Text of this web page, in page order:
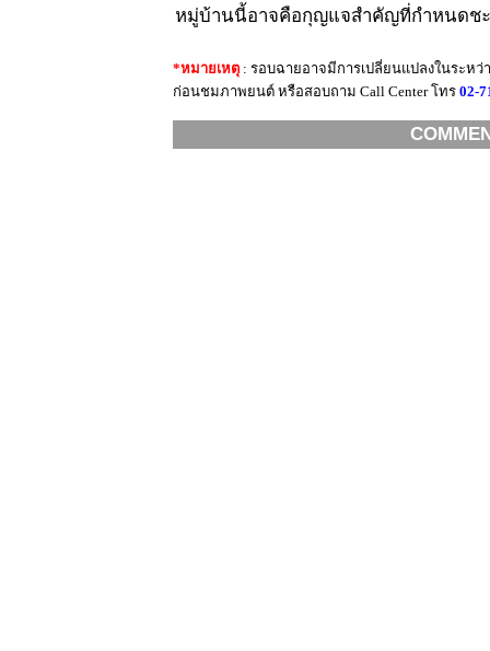
หมู่บ้านนี้อาจคือกุญแจสำคัญที่กำหนดชะ
*หมายเหตุ : รอบฉายอาจมีการเปลี่ยนแปลงในระหว่
ก่อนชมภาพยนต์ หรือสอบถาม Call Center โทร 02-